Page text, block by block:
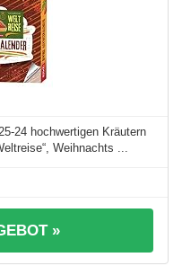
24 hochwertigen Kräutern
Weihnachts ...
»